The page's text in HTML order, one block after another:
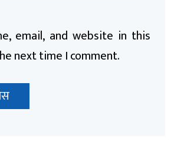
email, and website in this
next time I comment.